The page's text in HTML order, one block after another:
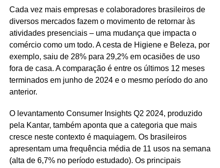
Cada vez mais empresas e colaboradores brasileiros de
diversos mercados fazem o movimento de retornar às
atividades presenciais – uma mudança que impacta o
comércio como um todo. A cesta de Higiene e Beleza, por
exemplo, saiu de 28% para 29,2% em ocasiões de uso
fora de casa. A comparação é entre os últimos 12 meses
terminados em junho de 2024 e o mesmo período do ano
anterior.
O levantamento Consumer Insights Q2 2024, produzido
pela Kantar, também aponta que a categoria que mais
cresce neste contexto é maquiagem. Os brasileiros
apresentam uma frequência média de 11 usos na semana
(alta de 6,7% no período estudado). Os principais